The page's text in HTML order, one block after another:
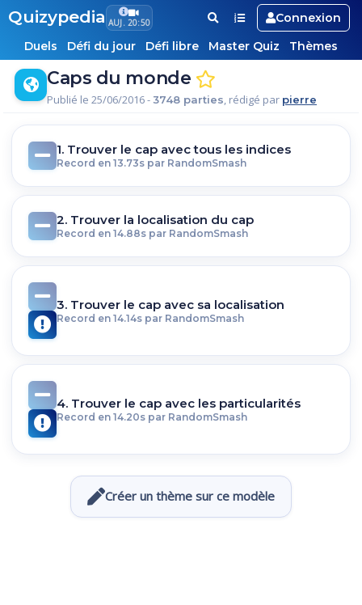
Quizypedia AUJ. 20:50
Connexion
Duels
Défi du jour Défi libre Master Quiz Thèmes
Caps du monde
Publié le 25/06/2016 - 3748 parties, rédigé par pierre
1. Trouver le cap avec tous les indices
Record en 13.73s par RandomSmash
2. Trouver la localisation du cap
Record en 14.88s par RandomSmash
3. Trouver le cap avec sa localisation
Record en 14.14s par RandomSmash
4. Trouver le cap avec les particularités
Record en 14.20s par RandomSmash
Créer un thème sur ce modèle